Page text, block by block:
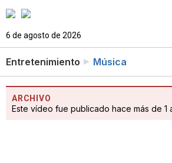
6 de agosto de 2026
Entretenimiento Música
ARCHIVO
Este vídeo fue publicado hace más de 1